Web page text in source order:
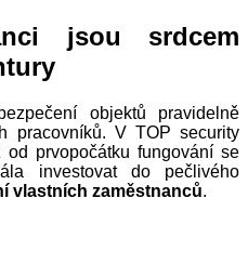
jsou srdcem
objektů pravidelně
pracovníků. V TOP security
prvopočátku fungování se
investovat do pečlivého
vlastních zaměstnanců.